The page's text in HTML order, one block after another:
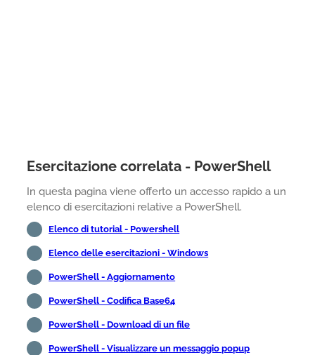
Esercitazione correlata - PowerShell
In questa pagina viene offerto un accesso rapido a un
elenco di esercitazioni relative a PowerShell.
Elenco di tutorial - Powershell
Elenco delle esercitazioni - Windows
PowerShell - Aggiornamento
PowerShell - Codifica Base64
PowerShell - Download di un file
PowerShell - Visualizzare un messaggio popup